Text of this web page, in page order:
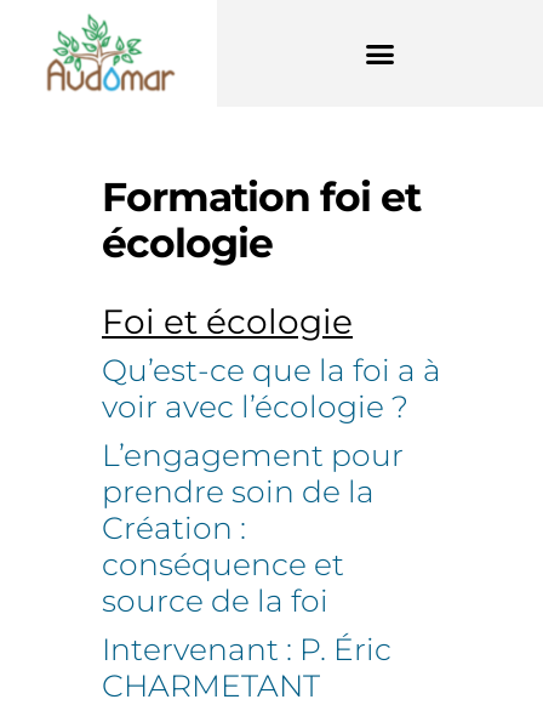
Formation foi et
écologie
Foi et écologie
Qu’est-ce que la foi a à
voir avec l’écologie ?
L’engagement pour
prendre soin de la
Création :
conséquence et
source de la foi
Intervenant : P. Éric
CHARMETANT